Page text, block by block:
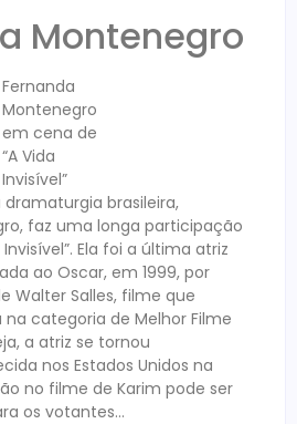
Montenegro
Fernanda
Montenegro
em cena de
“A Vida
Invisível”
brasileira,
faz uma longa participação
Ela foi a última atriz
ao Oscar, em 1999, por
Walter Salles, filme que
categoria de Melhor Filme
a atriz se tornou
nos Estados Unidos na
no filme de Karim pode ser
os votantes…